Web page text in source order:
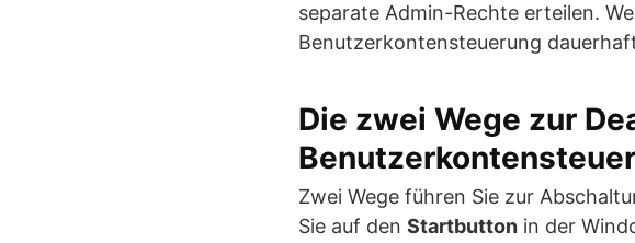
separate Admin-Rechte erteilen.
Benutzerkontensteuerung
Die zwei Wege zur
Zwei Wege führen Sie zur
Sie auf den Startbutton in der